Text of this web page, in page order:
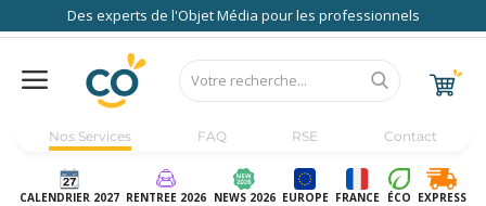
Des experts de l'Objet Média pour les professionnels
Nos Services FAQ RSE Contact
CALENDRIER 2027 RENTREE 2026 NEWS 2026 EUROPE FRANCE ÉCO EXPRESS
Accueil
Au Bureau